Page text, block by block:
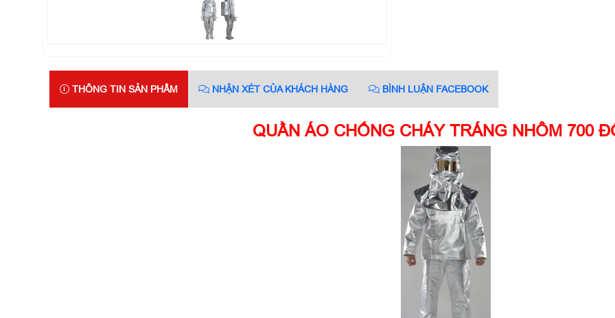
THÔNG TIN SẢN PHẨM NHẬN XÉT CỦA KHÁCH HÀNG BÌNH LUẬN FACEBOOK
QUẦN ÁO CHỐNG CHÁY TRÁNG NHÔM 700